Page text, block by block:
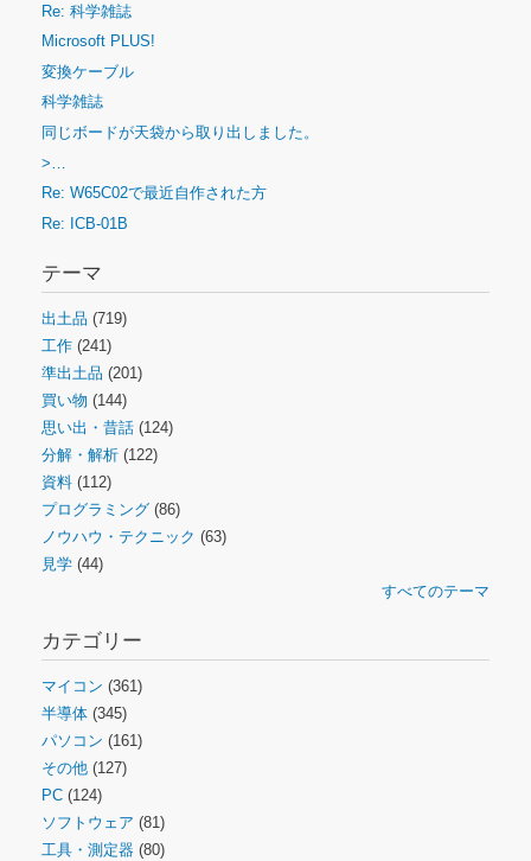
Re: 科学雑誌
Microsoft PLUS!
変換ケーブル
科学雑誌
同じボードが天袋から取り出しました。
>…
Re: W65C02で最近自作された方
Re: ICB-01B
テーマ
出土品 (719)
工作 (241)
準出土品 (201)
買い物 (144)
思い出・昔話 (124)
分解・解析 (122)
資料 (112)
プログラミング (86)
ノウハウ・テクニック (63)
見学 (44)
すべてのテーマ
カテゴリー
マイコン (361)
半導体 (345)
パソコン (161)
その他 (127)
PC (124)
ソフトウェア (81)
工具・測定器 (80)